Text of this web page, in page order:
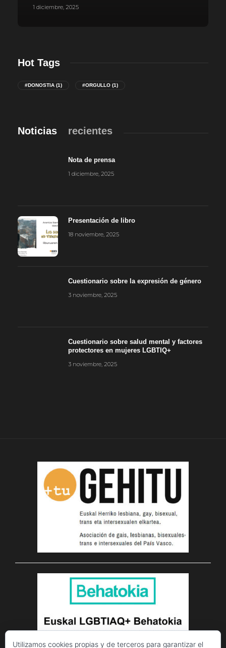
1 diciembre, 2025
Hot Tags
#DONOSTIA (1) #ORGULLO (1)
Noticias recientes
Nota de prensa
1 diciembre, 2025
Presentación de libro
18 noviembre, 2025
Cuestionario sobre la expresión de género
3 noviembre, 2025
Cuestionario sobre salud mental y factores
protectores en mujeres LGBTIQ+
3 noviembre, 2025
Utilizamos cookies propias y de terceros para garantizar el